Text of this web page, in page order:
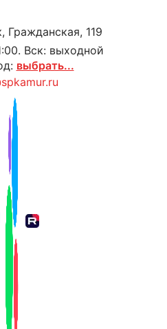
Гражданская, 119
Вск: выходной
выбрать...